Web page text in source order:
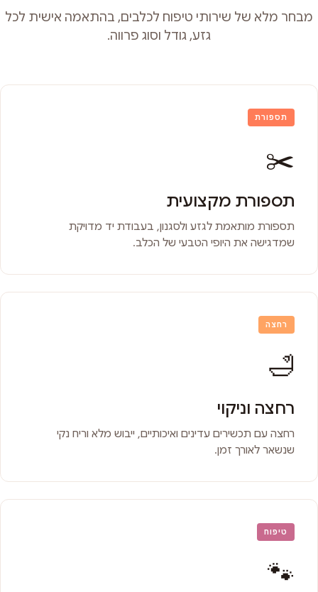
מבחר מלא של שירותי טיפוח לכלבים, בהתאמה אישית לכל
גזע, גודל וסוג פרווה.
תספורת
✂️
תספורת מקצועית
תספורת מותאמת לגזע ולסגנון, בעבודת יד מדויקת
שמדגישה את היופי הטבעי של הכלב.
רחצה
🛁
רחצה וניקוי
רחצה עם תכשירים עדינים ואיכותיים, ייבוש מלא וריח נקי
שנשאר לאורך זמן.
טיפוח
🐾